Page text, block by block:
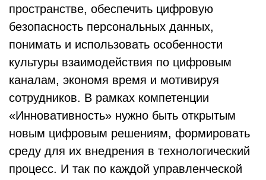
пространстве, обеспечить цифровую
безопасность персональных данных,
понимать и использовать особенности
культуры взаимодействия по цифровым
каналам, экономя время и мотивируя
сотрудников. В рамках компетенции
«Инновативность» нужно быть открытым
новым цифровым решениям, формировать
среду для их внедрения в технологический
процесс. И так по каждой управленческой